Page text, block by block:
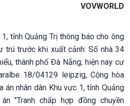
VOVWORLD
tỉnh Quảng Trị thông báo cho ông
trú trước khi xuất cảnh: Số nhà 34
thành phố Đà Nẵng; hiện nay cư
18/04129 leipzig, Cộng hòa
án nhân dân Khu vực 1, tỉnh Quảng
"Tranh chấp hợp đồng chuyền